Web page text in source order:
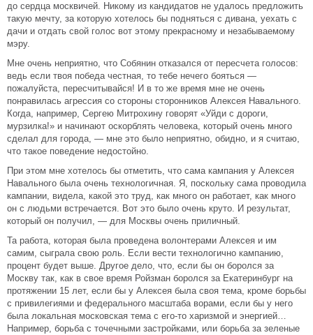
до сердца москвичей. Никому из кандидатов не удалось предложить
такую мечту, за которую хотелось бы подняться с дивана, уехать с
дачи и отдать свой голос вот этому прекрасному и незабываемому
мэру.
Мне очень неприятно, что Собянин отказался от пересчета голосов:
ведь если твоя победа честная, то тебе нечего бояться —
пожалуйста, пересчитывайся! И в то же время мне не очень
понравилась агрессия со стороны сторонников Алексея Навального.
Когда, например, Сергею Митрохину говорят «Уйди с дороги,
мурзилка!» и начинают оскорблять человека, который очень много
сделал для города, — мне это было неприятно, обидно, и я считаю,
что такое поведение недостойно.
При этом мне хотелось бы отметить, что сама кампания у Алексея
Навального была очень технологичная. Я, поскольку сама проводила
кампании, видела, какой это труд, как много он работает, как много
он с людьми встречается. Вот это было очень круто. И результат,
который он получил, — для Москвы очень приличный.
Та работа, которая была проведена волонтерами Алексея и им
самим, сыграла свою роль. Если вести технологично кампанию,
процент будет выше. Другое дело, что, если бы он боролся за
Москву так, как в свое время Ройзман боролся за Екатеринбург на
протяжении 15 лет, если бы у Алексея была своя тема, кроме борьбы
с привилегиями и федерального масштаба ворами, если бы у него
была локальная московская тема с его-то харизмой и энергией…
Например, борьба с точечными застройками, или борьба за зеленые